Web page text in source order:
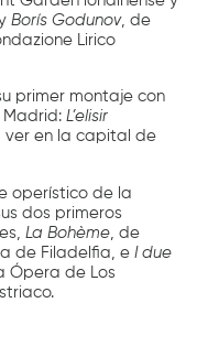
yBorís Godunov, de
Lirico
primer montaje con
Madrid:L’elisir
ver en la capital de
operístico de la
dos primeros
La Bohème , de
de Filadelfia, eI due
Ópera de Los